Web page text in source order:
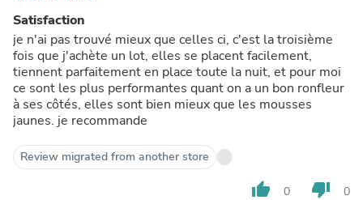
Satisfaction
je n'ai pas trouvé mieux que celles ci, c'est la troisième
fois que j'achète un lot, elles se placent facilement,
tiennent parfaitement en place toute la nuit, et pour moi
ce sont les plus performantes quant on a un bon ronfleur
à ses côtés, elles sont bien mieux que les mousses
jaunes. je recommande
Review migrated from another store
thumb_up 0 thumb_down 0